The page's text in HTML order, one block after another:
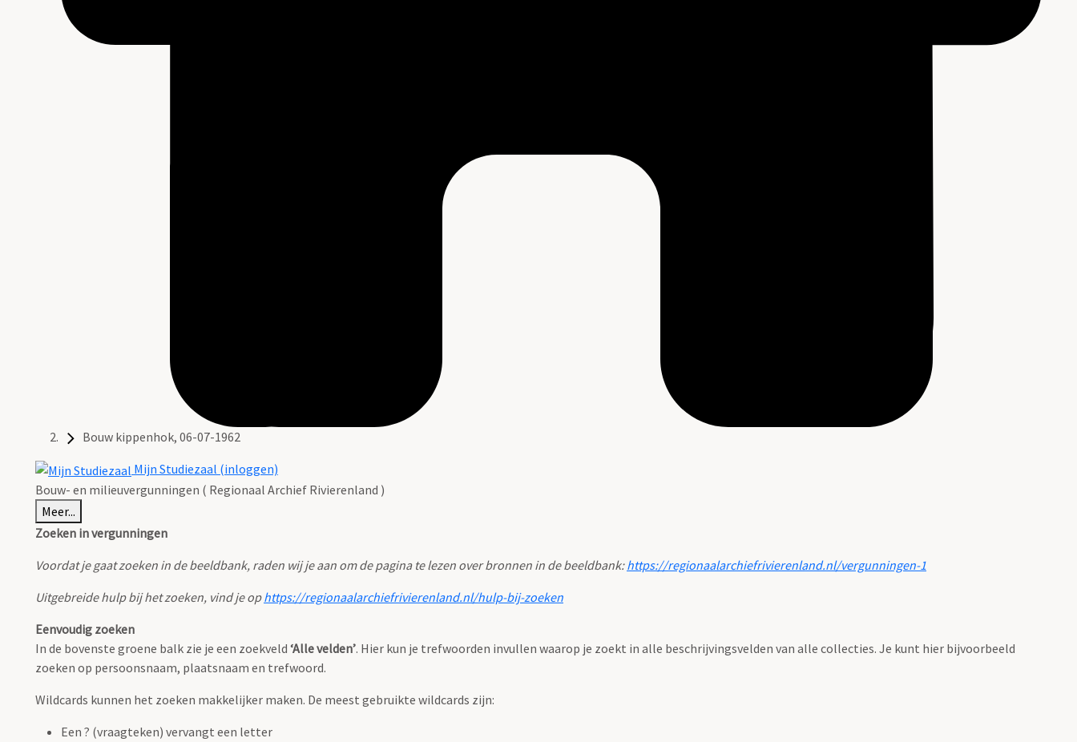
Bouw kippenhok, 06-07-1962
Mijn Studiezaal (inloggen)
Bouw- en milieuvergunningen ( Regionaal Archief Rivierenland )
Meer...
Zoeken in vergunningen
Voordat je gaat zoeken in de beeldbank, raden wij je aan om de pagina te lezen over bronnen in de beeldbank:https://regionaalarchiefrivierenland.nl/vergunningen-1
Uitgebreide hulp bij het zoeken, vind je ophttps://regionaalarchiefrivierenland.nl/hulp-bij-zoeken
Eenvoudig zoeken
In de bovenste groene balk zie je een zoekveld ‘Alle velden’. Hier kun je trefwoorden invullen waarop je zoekt in alle beschrijvingsvelden van alle collecties. Je kunt hier bijvoorbeeld
zoeken op persoonsnaam, plaatsnaam en trefwoord.
Wildcards kunnen het zoeken makkelijker maken. De meest gebruikte wildcards zijn:
Een ? (vraagteken) vervangt een letter